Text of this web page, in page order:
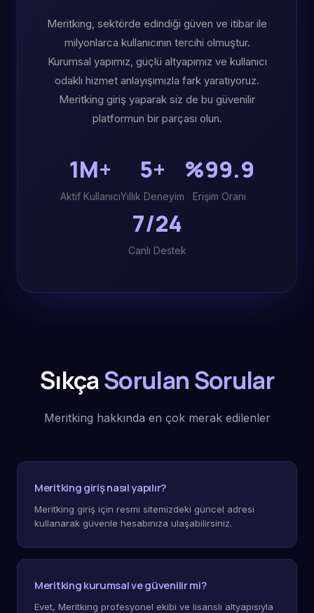
Meritking, sektörde edindiği güven ve itibar ile
milyonlarca kullanıcının tercihi olmuştur.
Kurumsal yapımız, güçlü altyapımız ve kullanıcı
odaklı hizmet anlayışımızla fark yaratıyoruz.
Meritking giriş yaparak siz de bu güvenilir
platformun bir parçası olun.
1M+
Aktif Kullanıcı
5+
Yıllık Deneyim
%99.9
Erişim Oranı
7/24
Canlı Destek
SıkçaSorulan Sorular
Meritking hakkında en çok merak edilenler
Meritking giriş nasıl yapılır?
Meritking giriş için resmi sitemizdeki güncel adresi
kullanarak güvenle hesabınıza ulaşabilirsiniz.
Meritking kurumsal ve güvenilir mi?
Evet, Meritking profesyonel ekibi ve lisanslı altyapısıyla